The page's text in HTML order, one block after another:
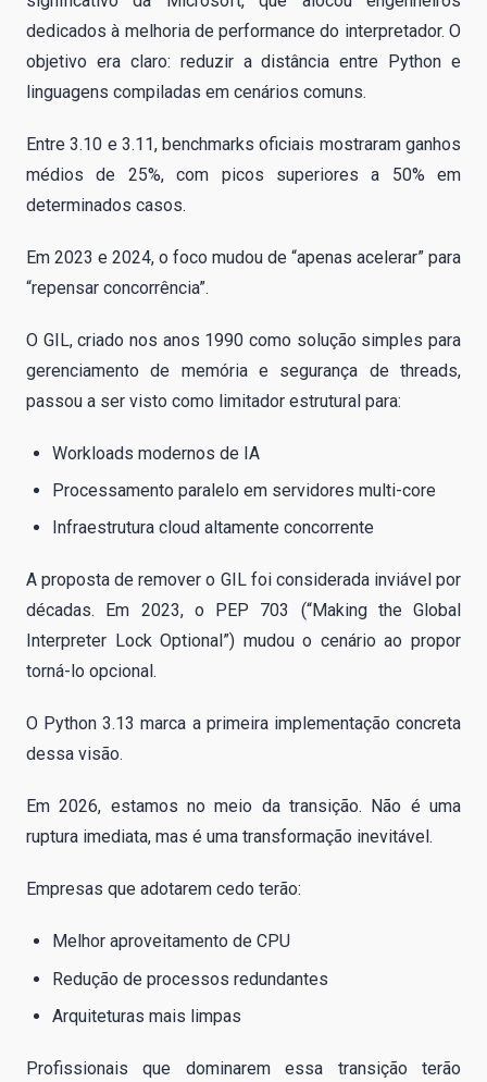
dedicados à melhoria de performance do interpretador. O
objetivo era claro: reduzir a distância entre Python e
linguagens compiladas em cenários comuns.
Entre 3.10 e 3.11, benchmarks oficiais mostraram ganhos
médios de 25%, com picos superiores a 50% em
determinados casos.
Em 2023 e 2024, o foco mudou de “apenas acelerar” para
“repensar concorrência”.
O GIL, criado nos anos 1990 como solução simples para
gerenciamento de memória e segurança de threads,
passou a ser visto como limitador estrutural para:
Workloads modernos de IA
Processamento paralelo em servidores multi-core
Infraestrutura cloud altamente concorrente
A proposta de remover o GIL foi considerada inviável por
décadas. Em 2023, o PEP 703 (“Making the Global
Interpreter Lock Optional”) mudou o cenário ao propor
torná-lo opcional.
O Python 3.13 marca a primeira implementação concreta
dessa visão.
Em 2026, estamos no meio da transição. Não é uma
ruptura imediata, mas é uma transformação inevitável.
Empresas que adotarem cedo terão:
Melhor aproveitamento de CPU
Redução de processos redundantes
Arquiteturas mais limpas
Profissionais que dominarem essa transição terão